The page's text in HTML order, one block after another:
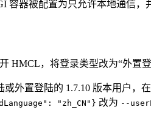
器被配置为只允许本地通信，
HMCL，将登录类型改为“外置
外置登陆的 1.7.10 版本用户，
"zh_CN"} 改为 --